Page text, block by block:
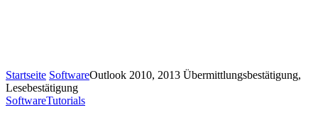
Startseite SoftwareOutlook 2010, 2013 Übermittlungsbestätigung,
Lesebestätigung
SoftwareTutorials